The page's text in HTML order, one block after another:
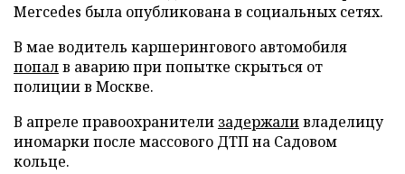
Mercedes была опубликована в социальных сетях.
В мае водитель каршерингового автомобиля
попалв аварию при попытке скрыться от
полиции в Москве.
В апреле правоохранители задержаливладелицу
иномарки после массового ДТП на Садовом
кольце.